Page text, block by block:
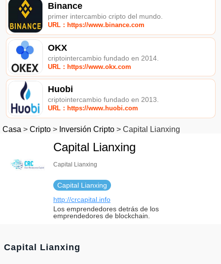
Binance
primer intercambio cripto del mundo.
URL：https://www.binance.com
OKX
criptointercambio fundado en 2014.
URL：https://www.okx.com
Huobi
criptointercambio fundado en 2013.
URL：https://www.huobi.com
Casa > Cripto > Inversión Cripto > Capital Lianxing
Capital Lianxing
Capital Lianxing
Capital Lianxing
http://crcapital.info
Los emprendedores detrás de los
emprendedores de blockchain.
Capital Lianxing